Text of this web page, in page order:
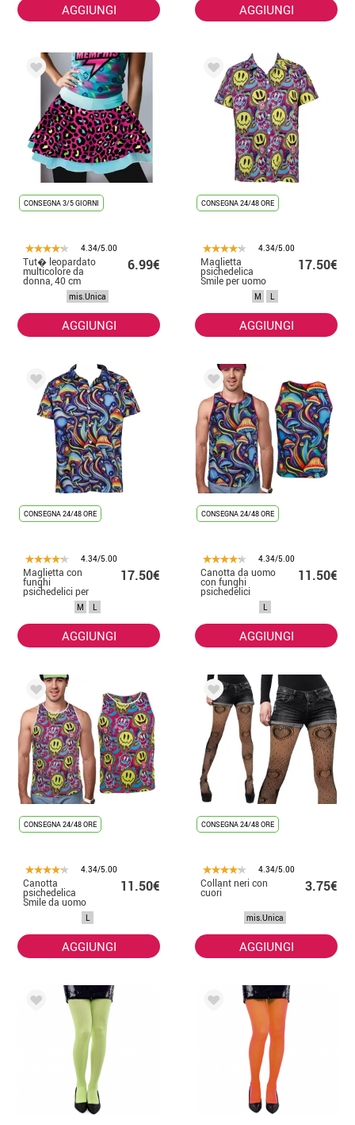
AGGIUNGI AGGIUNGI
CONSEGNA 3/5 GIORNI
4.34/5.00
Tut� leopardato
multicolore da
donna, 40 cm
6.99€
mis.Unica
AGGIUNGI
CONSEGNA 24/48 ORE
4.34/5.00
Maglietta
psichedelica
Smile per uomo
17.50€
M L
AGGIUNGI
CONSEGNA 24/48 ORE
4.34/5.00
Maglietta con
funghi
psichedelici per
uomo
17.50€
M L
AGGIUNGI
CONSEGNA 24/48 ORE
4.34/5.00
Canotta da uomo
con funghi
psichedelici
11.50€
L
AGGIUNGI
CONSEGNA 24/48 ORE
4.34/5.00
Canotta
psichedelica
Smile da uomo
11.50€
L
AGGIUNGI
CONSEGNA 24/48 ORE
4.34/5.00
Collant neri con
cuori 3.75€
mis.Unica
AGGIUNGI